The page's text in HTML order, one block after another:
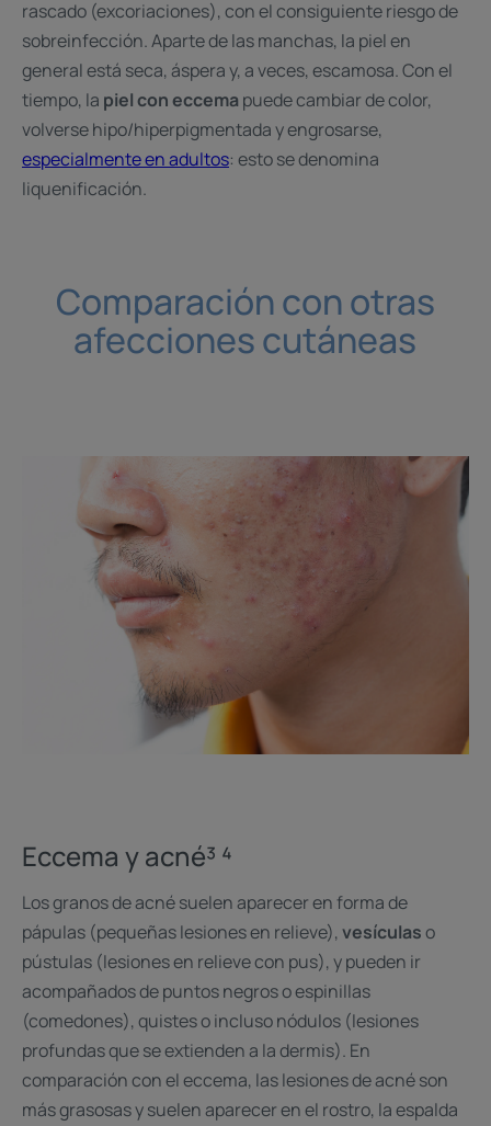
rascado (excoriaciones), con el consiguiente riesgo de
sobreinfección. Aparte de las manchas, la piel en
general está seca, áspera y, a veces, escamosa. Con el
tiempo, la piel con eccema puede cambiar de color,
volverse hipo/hiperpigmentada y engrosarse,
especialmente en adultos: esto se denomina
liquenificación.
Comparación con otras
afecciones cutáneas
Eccema y acné³ ⁴
Los granos de acné suelen aparecer en forma de
pápulas (pequeñas lesiones en relieve),vesículaso
pústulas (lesiones en relieve con pus), y pueden ir
acompañados de puntos negros o espinillas
(comedones), quistes o incluso nódulos (lesiones
profundas que se extienden a la dermis). En
comparación con el eccema, las lesiones de acné son
más grasosas y suelen aparecer en el rostro, la espalda